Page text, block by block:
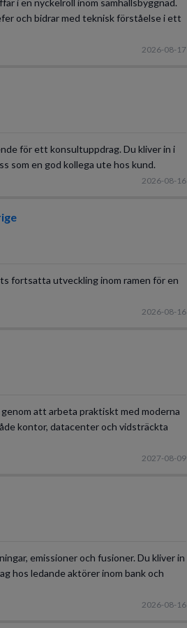
och bidrar med teknisk förståelse i ett
2026-08-17
för ett konsultuppdrag. Du kliver in i
som en god kollega ute hos kund.
2026-08-16
fortsatta utveckling inom ramen för en
2026-08-16
att arbeta praktiskt med moderna
kontor, datacenter och vidsträckta
2027-08-09
emissioner och fusioner. Du kliver in
hos ledande aktörer inom bank och
2026-08-16